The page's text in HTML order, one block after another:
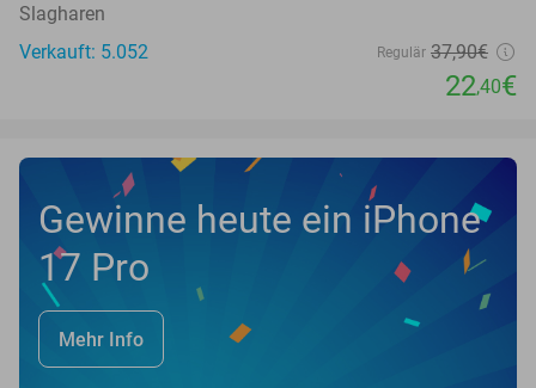
Slagharen
Verkauft: 5.052
Regulär 37,90€
22,40€
Gewinne heute ein iPhone
17 Pro
Mehr Info